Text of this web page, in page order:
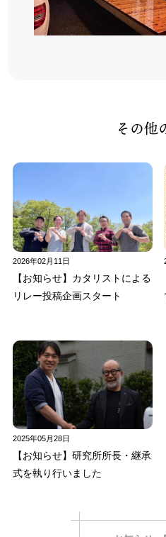
その他
2026年02月11日
【お知らせ】カタリストによる
リレー投稿企画スタート
2025年05月28日
【お知らせ】研究所所長・継承
式を執り行いました